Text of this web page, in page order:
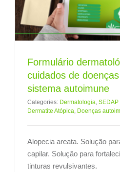
Formulário
cuidados de
sistema autoimune
Categories: Dermatologia SEDAP
Dermatite Atópica Doenças
Alopecia areata. Solução
capilar. Solução para
tinturas revulsivantes.